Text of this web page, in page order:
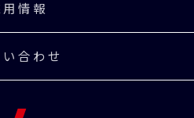
用情報
合わせ